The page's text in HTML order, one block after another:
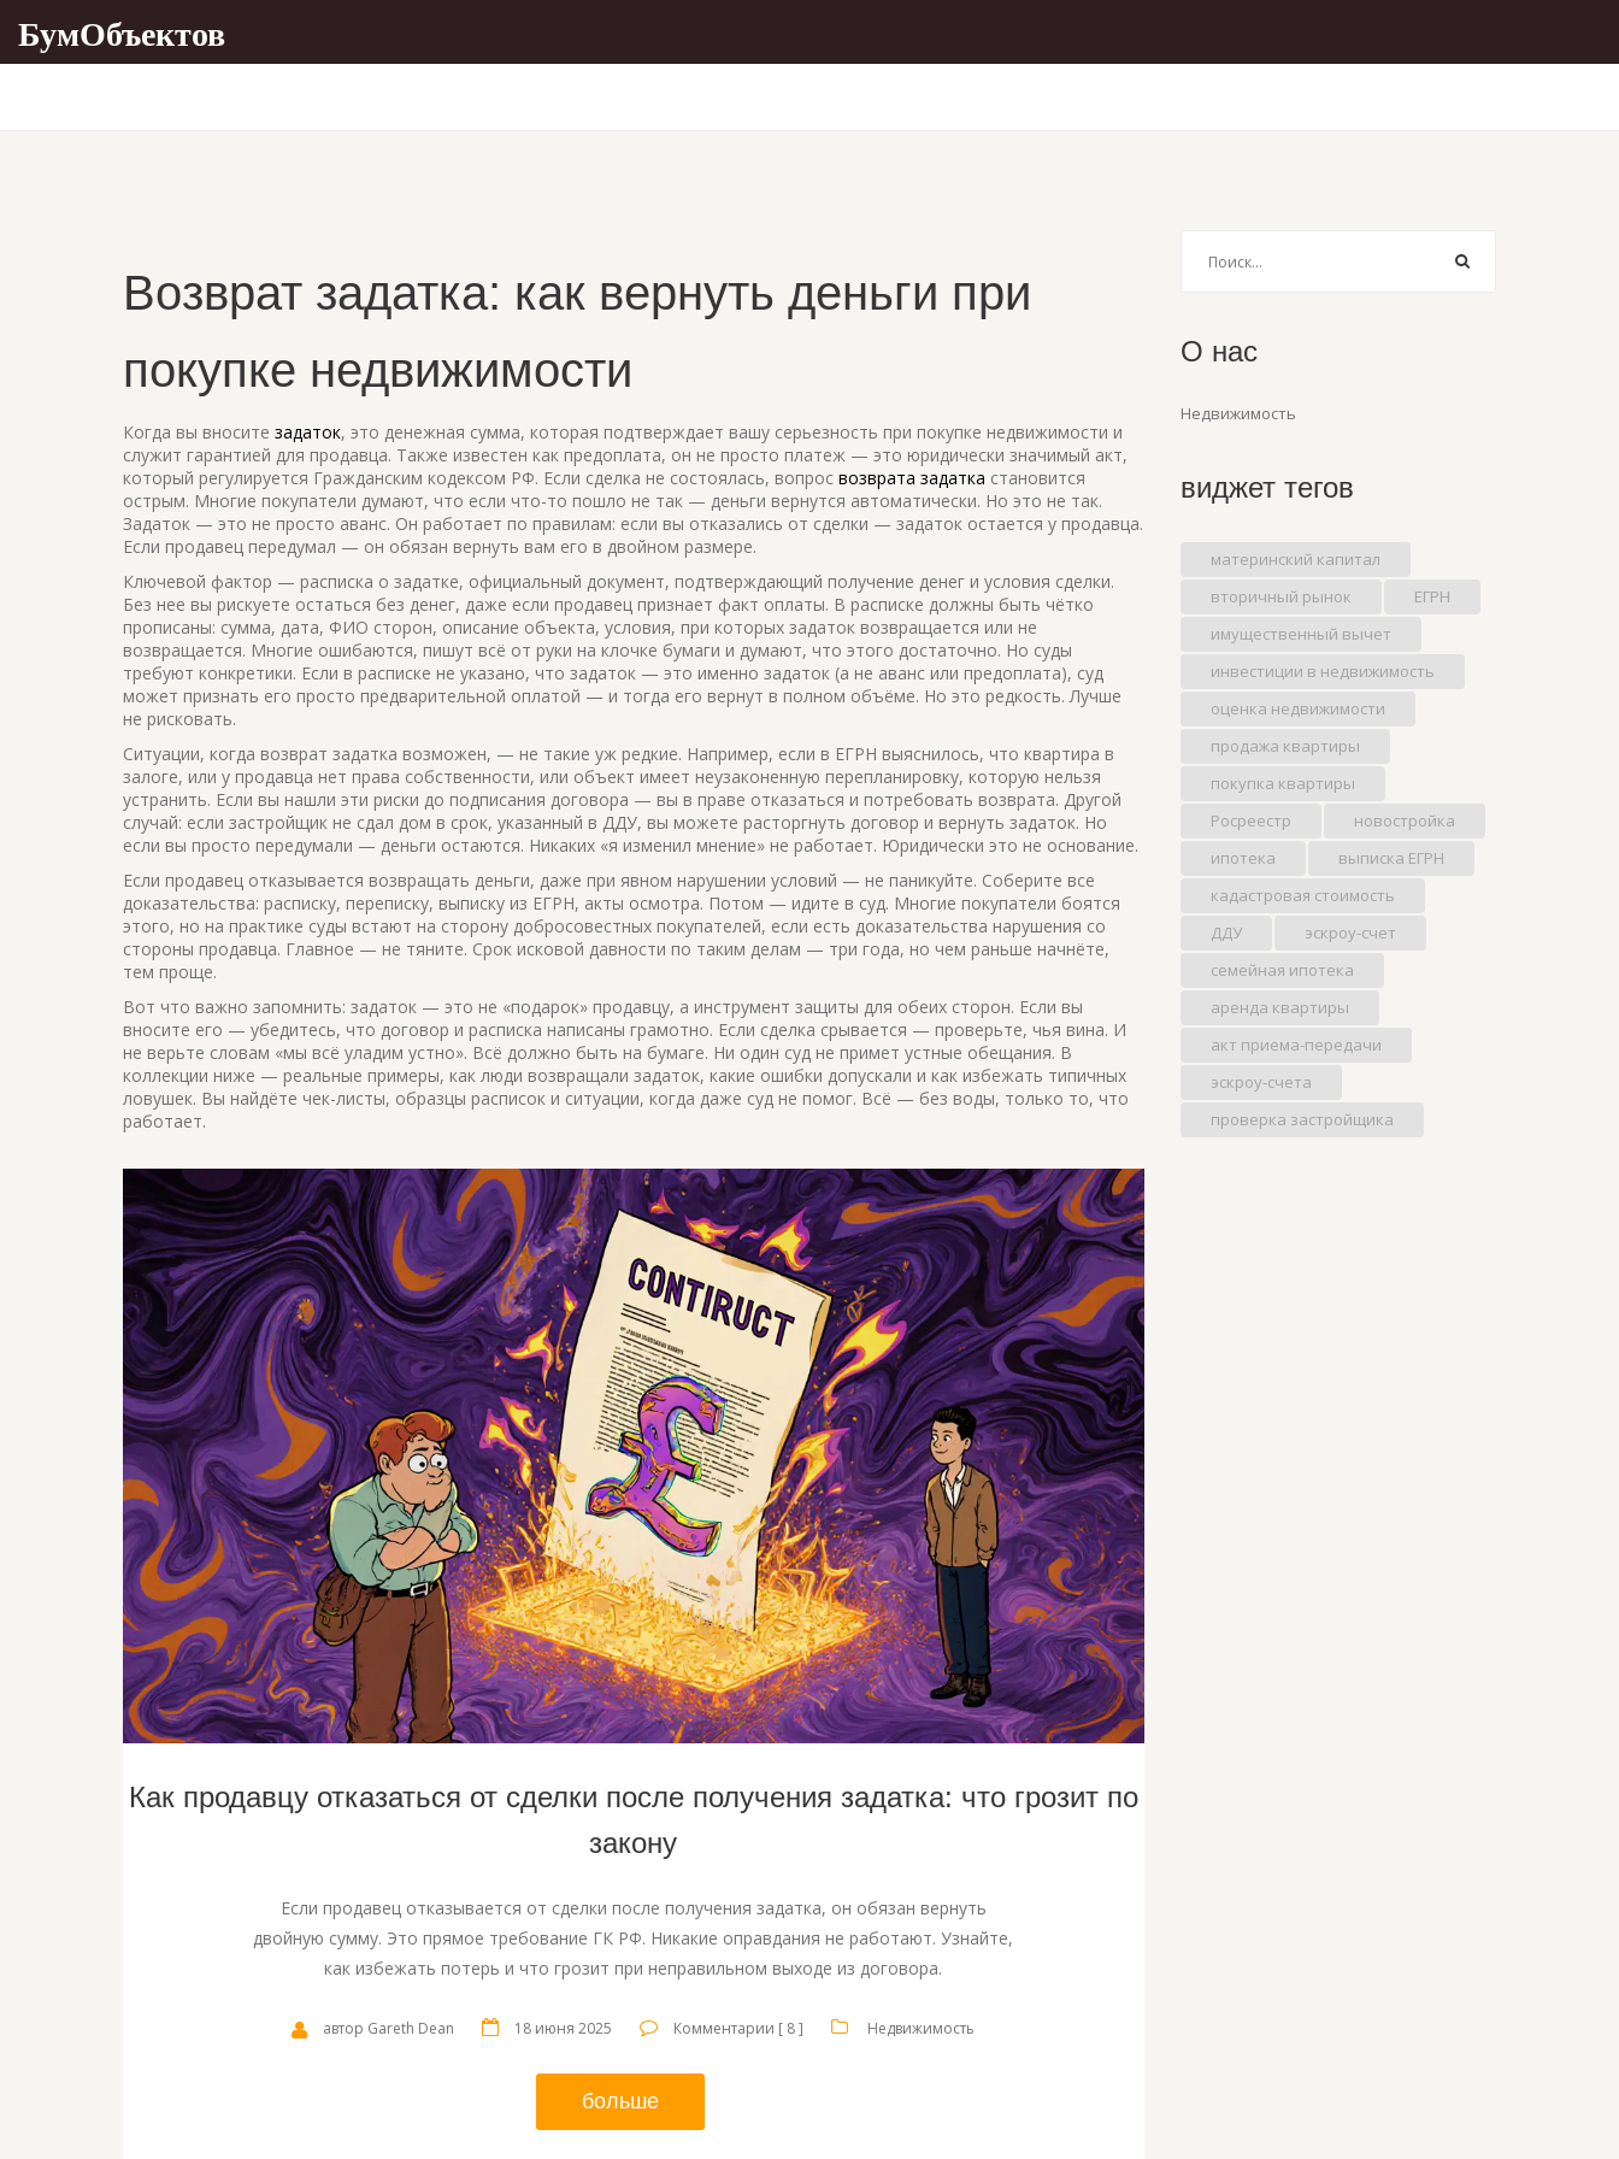
БумОбъектов
Возврат задатка: как вернуть деньги при
покупке недвижимости
Когда вы вносите задаток, это денежная сумма, которая подтверждает вашу серьезность при покупке недвижимости и
служит гарантией для продавца. Также известен как предоплата, он не просто платеж — это юридически значимый акт,
который регулируется Гражданским кодексом РФ. Если сделка не состоялась, вопрос возврата задатка становится
острым. Многие покупатели думают, что если что-то пошло не так — деньги вернутся автоматически. Но это не так.
Задаток — это не просто аванс. Он работает по правилам: если вы отказались от сделки — задаток остается у продавца.
Если продавец передумал — он обязан вернуть вам его в двойном размере.
Ключевой фактор — расписка о задатке, официальный документ, подтверждающий получение денег и условия сделки.
Без нее вы рискуете остаться без денег, даже если продавец признает факт оплаты. В расписке должны быть чётко
прописаны: сумма, дата, ФИО сторон, описание объекта, условия, при которых задаток возвращается или не
возвращается. Многие ошибаются, пишут всё от руки на клочке бумаги и думают, что этого достаточно. Но суды
требуют конкретики. Если в расписке не указано, что задаток — это именно задаток (а не аванс или предоплата), суд
может признать его просто предварительной оплатой — и тогда его вернут в полном объёме. Но это редкость. Лучше
не рисковать.
Ситуации, когда возврат задатка возможен, — не такие уж редкие. Например, если в ЕГРН выяснилось, что квартира в
залоге, или у продавца нет права собственности, или объект имеет неузаконенную перепланировку, которую нельзя
устранить. Если вы нашли эти риски до подписания договора — вы в праве отказаться и потребовать возврата. Другой
случай: если застройщик не сдал дом в срок, указанный в ДДУ, вы можете расторгнуть договор и вернуть задаток. Но
если вы просто передумали — деньги остаются. Никаких «я изменил мнение» не работает. Юридически это не основание.
Если продавец отказывается возвращать деньги, даже при явном нарушении условий — не паникуйте. Соберите все
доказательства: расписку, переписку, выписку из ЕГРН, акты осмотра. Потом — идите в суд. Многие покупатели боятся
этого, но на практике суды встают на сторону добросовестных покупателей, если есть доказательства нарушения со
стороны продавца. Главное — не тяните. Срок исковой давности по таким делам — три года, но чем раньше начнёте,
тем проще.
Вот что важно запомнить: задаток — это не «подарок» продавцу, а инструмент защиты для обеих сторон. Если вы
вносите его — убедитесь, что договор и расписка написаны грамотно. Если сделка срывается — проверьте, чья вина. И
не верьте словам «мы всё уладим устно». Всё должно быть на бумаге. Ни один суд не примет устные обещания. В
коллекции ниже — реальные примеры, как люди возвращали задаток, какие ошибки допускали и как избежать типичных
ловушек. Вы найдёте чек-листы, образцы расписок и ситуации, когда даже суд не помог. Всё — без воды, только то, что
работает.
Как продавцу отказаться от сделки после получения задатка: что грозит по
закону
Если продавец отказывается от сделки после получения задатка, он обязан вернуть
двойную сумму. Это прямое требование ГК РФ. Никакие оправдания не работают. Узнайте,
как избежать потерь и что грозит при неправильном выходе из договора.
автор Gareth Dean 18 июня 2025 Комментарии [ 8 ] Недвижимость
больше
О нас
Недвижимость
виджет тегов
материнский капитал
вторичный рынок
ЕГРН
имущественный вычет
инвестиции в недвижимость
оценка недвижимости
продажа квартиры
покупка квартиры
Росреестр
новостройка
ипотека
выписка ЕГРН
кадастровая стоимость
ДДУ
эскроу-счет
семейная ипотека
аренда квартиры
акт приема-передачи
эскроу-счета
проверка застройщика